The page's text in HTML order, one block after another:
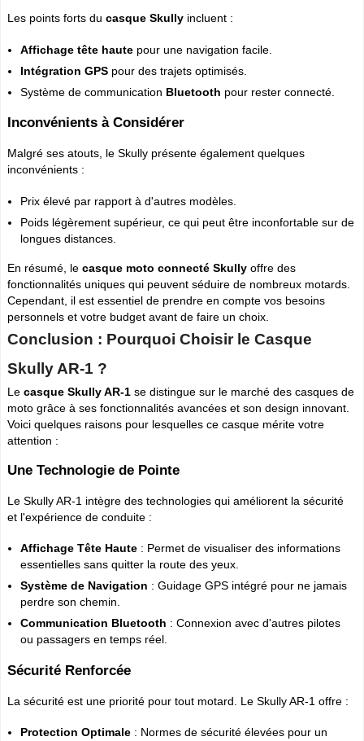
Les points forts ducasque Skully incluent :
Affichage tête haute pour une navigation facile.
Intégration GPS pour des trajets optimisés.
Système de communication Bluetooth pour rester connecté.
Inconvénients à Considérer
Malgré ses atouts, le Skully présente également quelques
inconvénients :
Prix élevé par rapport à d'autres modèles.
Poids légèrement supérieur, ce qui peut être inconfortable sur de
longues distances.
En résumé, lecasque moto connecté Skully offre des
fonctionnalités uniques qui peuvent séduire de nombreux motards.
Cependant, il est essentiel de prendre en compte vos besoins
personnels et votre budget avant de faire un choix.
Conclusion : Pourquoi Choisir le Casque
Skully AR-1 ?
Lecasque Skully AR-1 se distingue sur le marché des casques de
moto grâce à ses fonctionnalités avancées et son design innovant.
Voici quelques raisons pour lesquelles ce casque mérite votre
attention :
Une Technologie de Pointe
Le Skully AR-1 intègre des technologies qui améliorent la sécurité
et l'expérience de conduite :
Affichage Tête Haute : Permet de visualiser des informations
essentielles sans quitter la route des yeux.
Système de Navigation : Guidage GPS intégré pour ne jamais
perdre son chemin.
Communication Bluetooth : Connexion avec d'autres pilotes
ou passagers en temps réel.
Sécurité Renforcée
La sécurité est une priorité pour tout motard. Le Skully AR-1 offre :
Protection Optimale : Normes de sécurité élevées pour un